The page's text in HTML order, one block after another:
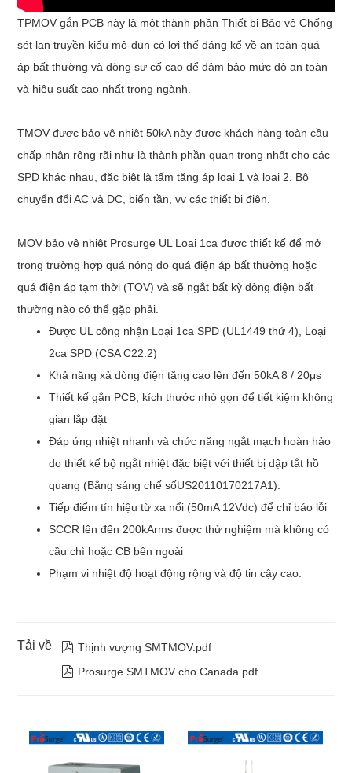
TPMOV gắn PCB này là một thành phần Thiết bị Bảo vệ Chống
sét lan truyền kiểu mô-đun có lợi thế đáng kể về an toàn quá
áp bất thường và dòng sự cố cao để đảm bảo mức độ an toàn
và hiệu suất cao nhất trong ngành.
TMOV được bảo vệ nhiệt 50kA này được khách hàng toàn cầu
chấp nhận rộng rãi như là thành phần quan trọng nhất cho các
SPD khác nhau, đặc biệt là tấm tăng áp loại 1 và loại 2. Bộ
chuyển đổi AC và DC, biến tần, vv các thiết bị điện.
MOV bảo vệ nhiệt Prosurge UL Loại 1ca được thiết kế để mở
trong trường hợp quá nóng do quá điện áp bất thường hoặc
quá điện áp tạm thời (TOV) và sẽ ngắt bất kỳ dòng điện bất
thường nào có thể gặp phải.
Được UL công nhận Loại 1ca SPD (UL1449 thứ 4), Loại
2ca SPD (CSA C22.2)
Khả năng xả dòng điện tăng cao lên đến 50kA 8 / 20μs
Thiết kế gắn PCB, kích thước nhỏ gọn để tiết kiệm không
gian lắp đặt
Đáp ứng nhiệt nhanh và chức năng ngắt mạch hoàn hảo
do thiết kế bộ ngắt nhiệt đặc biệt với thiết bị dập tắt hồ
quang (Bằng sáng chế sốUS20110170217A1).
Tiếp điểm tín hiệu từ xa nổi (50mA 12Vdc) để chỉ báo lỗi
SCCR lên đến 200kArms được thử nghiệm mà không có
cầu chì hoặc CB bên ngoài
Phạm vi nhiệt độ hoạt động rộng và độ tin cậy cao.
Tải về  Thịnh vượng SMTMOV.pdf
 Prosurge SMTMOV cho Canada.pdf